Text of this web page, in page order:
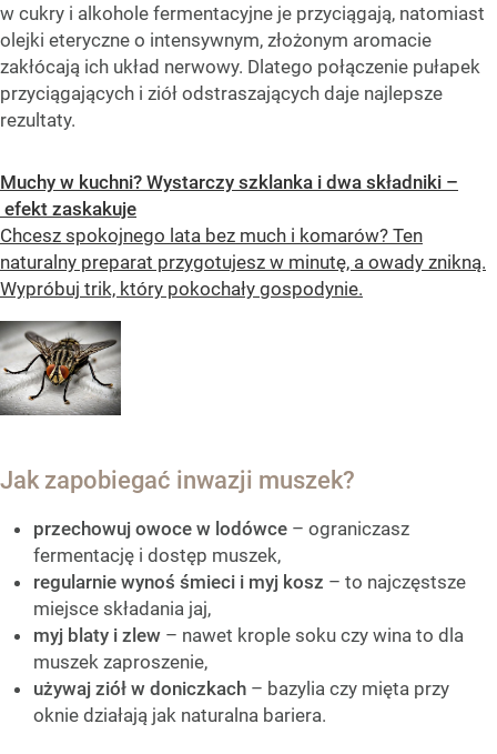
w cukry i alkohole fermentacyjne je przyciągają, natomiast
olejki eteryczne o intensywnym, złożonym aromacie
zakłócają ich układ nerwowy. Dlatego połączenie pułapek
przyciągających i ziół odstraszających daje najlepsze
rezultaty.
Muchy w kuchni? Wystarczy szklanka i dwa składniki –
efekt zaskakuje
Chcesz spokojnego lata bez much i komarów? Ten
naturalny preparat przygotujesz w minutę, a owady znikną.
Wypróbuj trik, który pokochały gospodynie.
Jak zapobiegać inwazji muszek?
przechowuj owoce w lodówce – ograniczasz
fermentację i dostęp muszek,
regularnie wynoś śmieci i myj kosz – to najczęstsze
miejsce składania jaj,
myj blaty i zlew – nawet krople soku czy wina to dla
muszek zaproszenie,
używaj ziół w doniczkach – bazylia czy mięta przy
oknie działają jak naturalna bariera.